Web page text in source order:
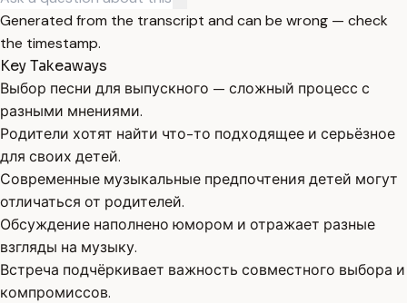
Generated from the transcript and can be wrong — check
the timestamp.
Key Takeaways
Выбор песни для выпускного — сложный процесс с
разными мнениями.
Родители хотят найти что-то подходящее и серьёзное
для своих детей.
Современные музыкальные предпочтения детей могут
отличаться от родителей.
Обсуждение наполнено юмором и отражает разные
взгляды на музыку.
Встреча подчёркивает важность совместного выбора и
компромиссов.